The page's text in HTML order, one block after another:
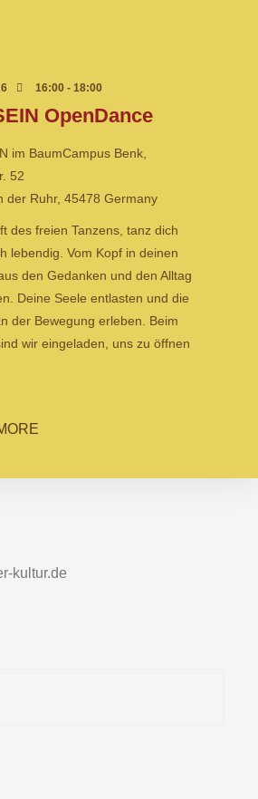
16:00 - 18:00
OpenDance
im BaumCampus Benk,
52
der Ruhr, 45478 Germany
des freien Tanzens, tanz dich
lebendig. Vom Kopf in deinen
den Gedanken und den Alltag
Deine Seele entlasten und die
der Bewegung erleben. Beim
wir eingeladen, uns zu öffnen
kultur.de